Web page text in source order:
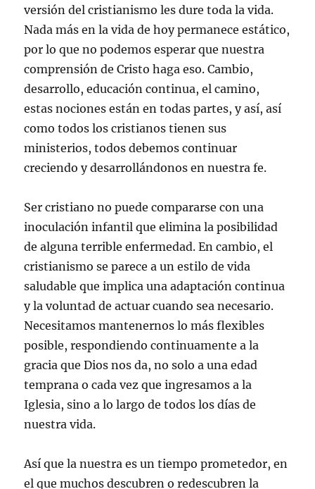
versión del cristianismo les dure toda la vida.
Nada más en la vida de hoy permanece estático,
por lo que no podemos esperar que nuestra
comprensión de Cristo haga eso. Cambio,
desarrollo, educación continua, el camino,
estas nociones están en todas partes, y así, así
como todos los cristianos tienen sus
ministerios, todos debemos continuar
creciendo y desarrollándonos en nuestra fe.
Ser cristiano no puede compararse con una
inoculación infantil que elimina la posibilidad
de alguna terrible enfermedad. En cambio, el
cristianismo se parece a un estilo de vida
saludable que implica una adaptación continua
y la voluntad de actuar cuando sea necesario.
Necesitamos mantenernos lo más flexibles
posible, respondiendo continuamente a la
gracia que Dios nos da, no solo a una edad
temprana o cada vez que ingresamos a la
Iglesia, sino a lo largo de todos los días de
nuestra vida.
Así que la nuestra es un tiempo prometedor, en
el que muchos descubren o redescubren la